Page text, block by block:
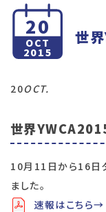
20
OCT
2015
世
20OCT.
世界
10月11日から16日
ました。
速報はこちら